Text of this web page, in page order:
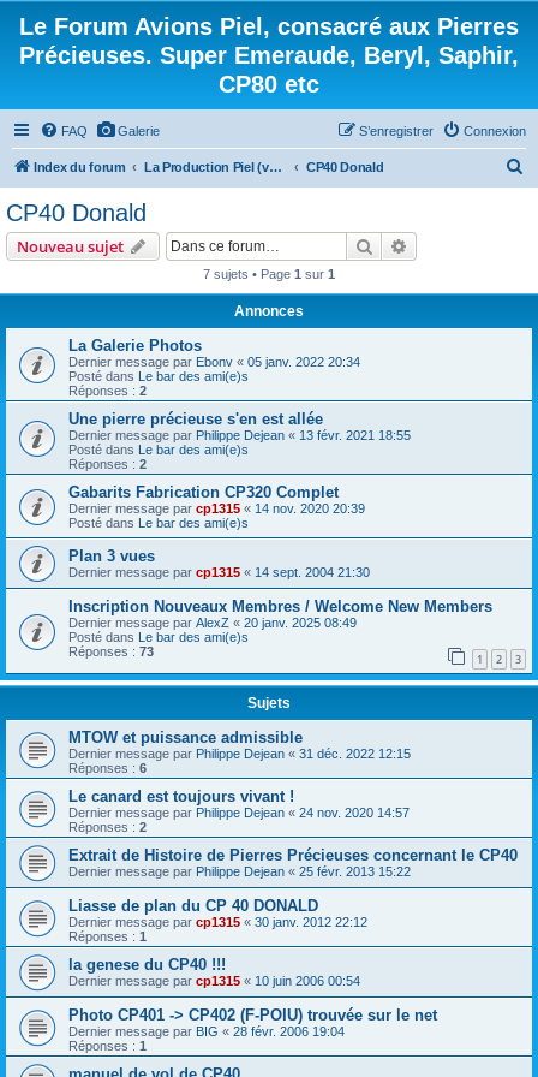
Le Forum Avions Piel, consacré aux Pierres
Précieuses. Super Emeraude, Beryl, Saphir,
CP80 etc
FAQ Galerie Connexion
S’enregistrer
Index du forum La Production Piel (vos questions, vos réponses) CP40 Donald
CP40 Donald
Nouveau sujet Rechercher
7 sujets • Page 1 sur 1
Annonces
La Galerie Photos
Dernier message par Ebonv « 05 janv. 2022 20:34
Posté dans Le bar des ami(e)s
Réponses : 2
Une pierre précieuse s'en est allée
Dernier message par Philippe Dejean « 13 févr. 2021 18:55
Posté dans Le bar des ami(e)s
Réponses : 2
Gabarits Fabrication CP320 Complet
Dernier message par cp1315 « 14 nov. 2020 20:39
Posté dans Le bar des ami(e)s
Plan 3 vues
Dernier message par cp1315 « 14 sept. 2004 21:30
Inscription Nouveaux Membres / Welcome New Members
Dernier message par AlexZ « 20 janv. 2025 08:49
Posté dans Le bar des ami(e)s
Réponses : 73 1 2 3
Sujets
MTOW et puissance admissible
Dernier message par Philippe Dejean « 31 déc. 2022 12:15
Réponses : 6
Le canard est toujours vivant !
Dernier message par Philippe Dejean « 24 nov. 2020 14:57
Réponses : 2
Extrait de Histoire de Pierres Précieuses concernant le CP40
Dernier message par Philippe Dejean « 25 févr. 2013 15:22
Liasse de plan du CP 40 DONALD
Dernier message par cp1315 « 30 janv. 2012 22:12
Réponses : 1
la genese du CP40 !!!
Dernier message par cp1315 « 10 juin 2006 00:54
Photo CP401 -> CP402 (F-POIU) trouvée sur le net
Dernier message par BIG « 28 févr. 2006 19:04
Réponses : 1